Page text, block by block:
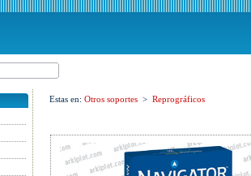
Estas en: Otros soportes > Reprográficos